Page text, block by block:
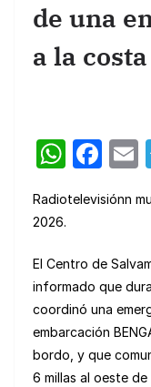
de una
a la
W
at
A
p
p
F
c
b
o
o
k
Radiotelevisiónn
2026.
El Centro de
informado que
coordinó una
embarcación
bordo, y que
6 millas al oeste de